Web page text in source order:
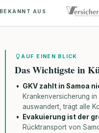
BEKANNT AUS
AUF EINEN BLICK
Das Wichtigste in
GKV zahlt in Samoa
Krankenversicherung in
auswandert, trägt alle
Evakuierung ist der
Rücktransport von